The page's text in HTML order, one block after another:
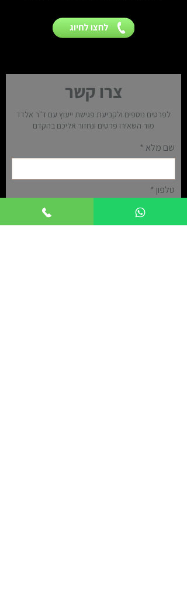
צרו קשר
לפרטים נוספים ולקביעת פגישת ייעוץ עם ד"ר אלדד
מור השאירו פרטים ונחזור אליכם בהקדם
שם מלא
טלפון